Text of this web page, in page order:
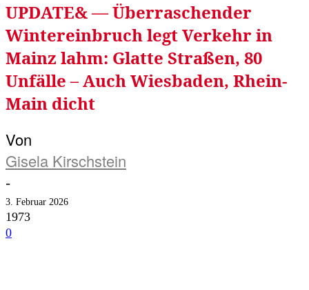
UPDATE& — Überraschender
Wintereinbruch legt Verkehr in
Mainz lahm: Glatte Straßen, 80
Unfälle – Auch Wiesbaden, Rhein-
Main dicht
Von
Gisela Kirschstein
-
3. Februar 2026
1973
0